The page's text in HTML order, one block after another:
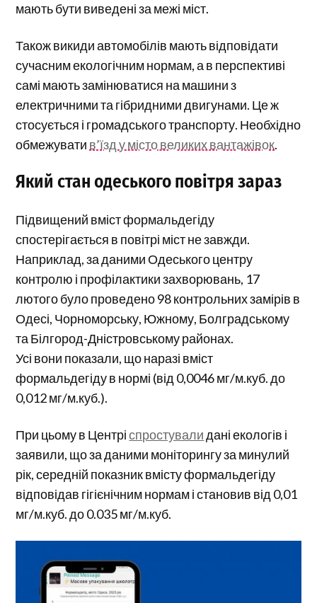
мають бути виведені за межі міст.
Також викиди автомобілів мають відповідати
сучасним екологічним нормам, а в перспективі
самі мають замінюватися на машини з
електричними та гібридними двигунами. Це ж
стосується і громадського транспорту. Необхідно
обмежувати в’їзд у місто великих вантажівок.
Який стан одеського повітря зараз
Підвищений вміст формальдегіду
спостерігається в повітрі міст не завжди.
Наприклад, за даними Одеського центру
контролю і профілактики захворювань, 17
лютого було проведено 98 контрольних замірів в
Одесі, Чорноморську, Южному, Болградському
та Білгород-Дністровському районах.
Усі вони показали, що наразі вміст
формальдегіду в нормі (від 0,0046 мг/м.куб. до
0,012 мг/м.куб.).
При цьому в Центріспростувалидані екологів і
заявили, що за даними моніторингу за минулий
рік, середній показник вмісту формальдегіду
відповідав гігієнічним нормам і становив від 0,01
мг/м.куб. до 0.035 мг/м.куб.